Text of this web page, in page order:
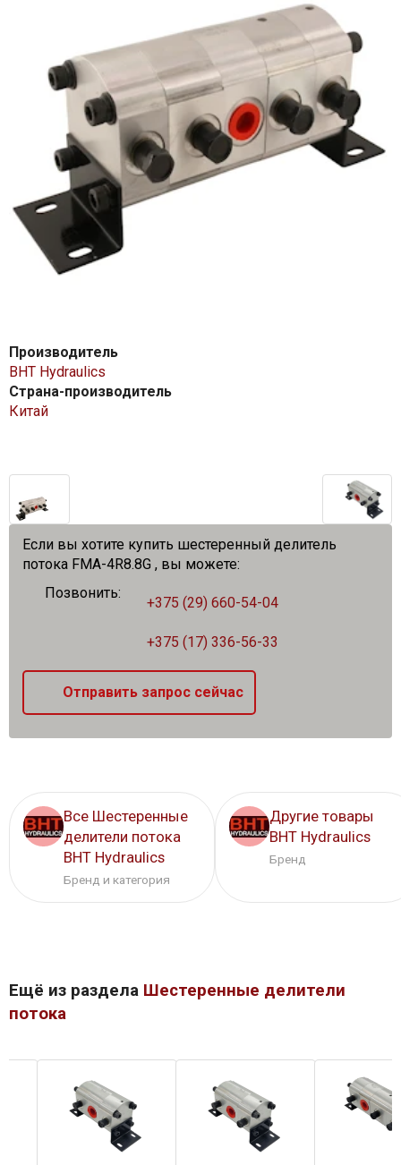
Производитель
BHT Hydraulics
Страна-производитель
Китай
Если вы хотите купить шестеренный делитель
потока FMA-4R8.8G , вы можете:
Позвонить:
+375 (29) 660-54-04
+375 (17) 336-56-33
Отправить запрос сейчас
Все Шестеренные
делители потока
BHT Hydraulics
Бренд и категория
Другие товары
BHT Hydraulics
Бренд
Ещё из раздела Шестеренные делители
потока